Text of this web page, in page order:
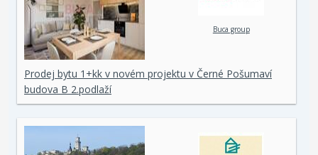
Buca group
Prodej bytu 1+kk v novém projektu v Černé Pošumaví
budova B 2.podlaží